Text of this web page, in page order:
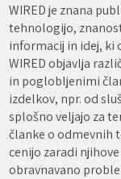
WIRED je znana
tehnologijo,
informacij in idej, ki
WIRED objavlja
in poglobljenimi
izdelkov, npr. od
splošno veljajo za
članke o odmevnih
cenijo zaradi
obravnavano